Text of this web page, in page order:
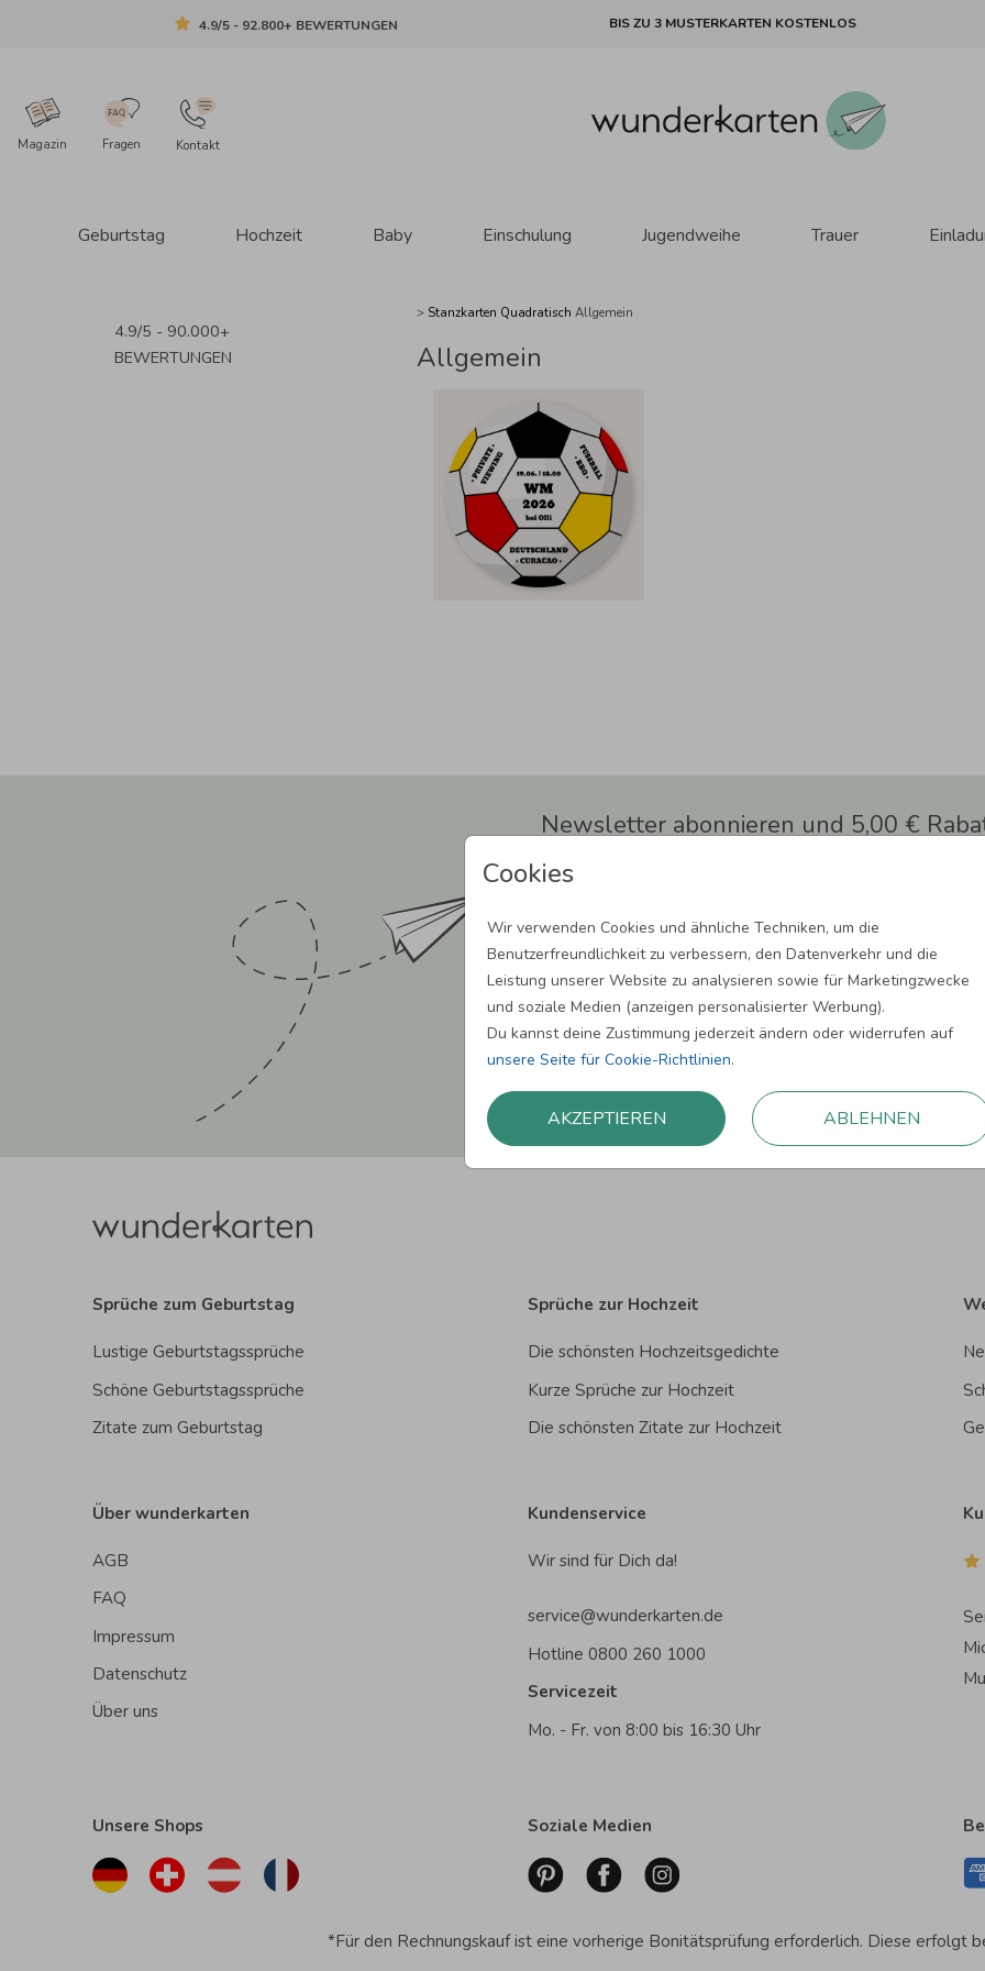
4.9/5 - 92.800+ BEWERTUNGEN BIS ZU 3 MUSTERKARTEN KOSTENLOS
Magazin Fragen Kontakt
Geburtstag Hochzeit Baby Einschulung Jugendweihe Trauer
Cookies
Wir verwenden Cookies und ähnliche Techniken, um die
Benutzerfreundlichkeit zu verbessern, den Datenverkehr und die
Leistung unserer Website zu analysieren sowie für Marketingzwecke
und soziale Medien (anzeigen personalisierter Werbung).
Du kannst deine Zustimmung jederzeit ändern oder widerrufen auf
unsere Seite für Cookie-Richtlinien.
AKZEPTIEREN ABLEHNEN
4.9/5 - 90.000+
BEWERTUNGEN
> Stanzkarten Quadratisch Allgemein
Allgemein
Newsletter abonnieren und 5,00 €
Melde Dich zu unserem Newsletter an und bleibe auf dem
Einwilligung zur Datennutzung für Marketingzwecke: Hiermit willigst Du ein,
können. Dies umfasst den Versand unseres Newsletters. Zudem können wir Dir
Facebook und Google anzeigen. Um Dir diesen Service anbieten zu können,
erforderlich. Du kannst diese Einwilligung jederzeit widerrufen. Weitere
ANMELDEN
Sprüche zum Geburtstag
Lustige Geburtstagssprüche
Schöne Geburtstagssprüche
Zitate zum Geburtstag
Sprüche zur Hochzeit
Die schönsten Hochzeitsgedichte
Kurze Sprüche zur Hochzeit
Die schönsten Zitate zur Hochzeit
Über wunderkarten
AGB
FAQ
Impressum
Datenschutz
Über uns
Kundenservice
Wir sind für Dich da!
service@wunderkarten.de
Hotline 0800 260 1000
Servicezeit
Mo. - Fr. von 8:00 bis 16:30 Uhr
Unsere Shops Soziale Medien
*Für den Rechnungskauf ist eine vorherige Bonitätsprüfung erforderlich. Diese erfolgt